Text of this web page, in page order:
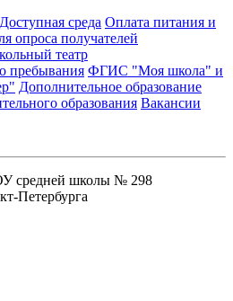
Доступная среда Оплата питания и
опроса получателей
театр
пребывания ФГИС "Моя школа" и
Дополнительное образование
образования Вакансии
средней школы № 298
Петербурга